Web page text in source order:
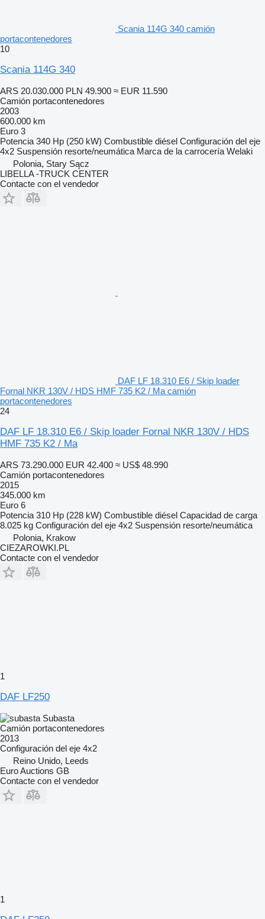
Scania 114G 340 camión
portacontenedores
10
Scania 114G 340
ARS 20.030.000 PLN 49.900 ≈ EUR 11.590
Camión portacontenedores
2003
600.000 km
Euro 3
Potencia 340 Hp (250 kW) Combustible diésel Configuración del eje
4x2 Suspensión resorte/neumática Marca de la carrocería Welaki
Polonia, Stary Sącz
LIBELLA -TRUCK CENTER
Contacte con el vendedor
DAF LF 18.310 E6 / Skip loader
Fornal NKR 130V / HDS HMF 735 K2 / Ma camión
portacontenedores
24
DAF LF 18.310 E6 / Skip loader Fornal NKR 130V / HDS
HMF 735 K2 / Ma
ARS 73.290.000 EUR 42.400 ≈ US$ 48.990
Camión portacontenedores
2015
345.000 km
Euro 6
Potencia 310 Hp (228 kW) Combustible diésel Capacidad de carga
8.025 kg Configuración del eje 4x2 Suspensión resorte/neumática
Polonia, Krakow
CIEZAROWKI.PL
Contacte con el vendedor
1
DAF LF250
Subasta
Camión portacontenedores
2013
Configuración del eje 4x2
Reino Unido, Leeds
Euro Auctions GB
Contacte con el vendedor
1